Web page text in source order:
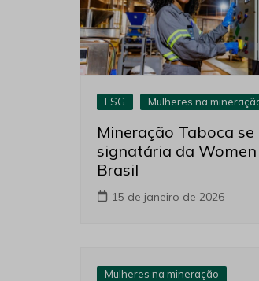
ESG Mulheres na
Mineração Taboca
signatária da
Brasil
15 de janeiro de 2026
Mulheres na mineração